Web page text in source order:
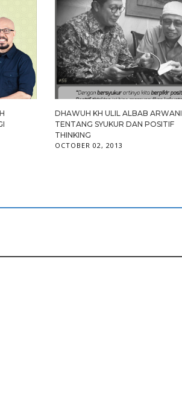
DHAWUH KH ULIL ALBAB ARWANI
TENTANG SYUKUR DAN POSITIF
THINKING
OCTOBER 02, 2013